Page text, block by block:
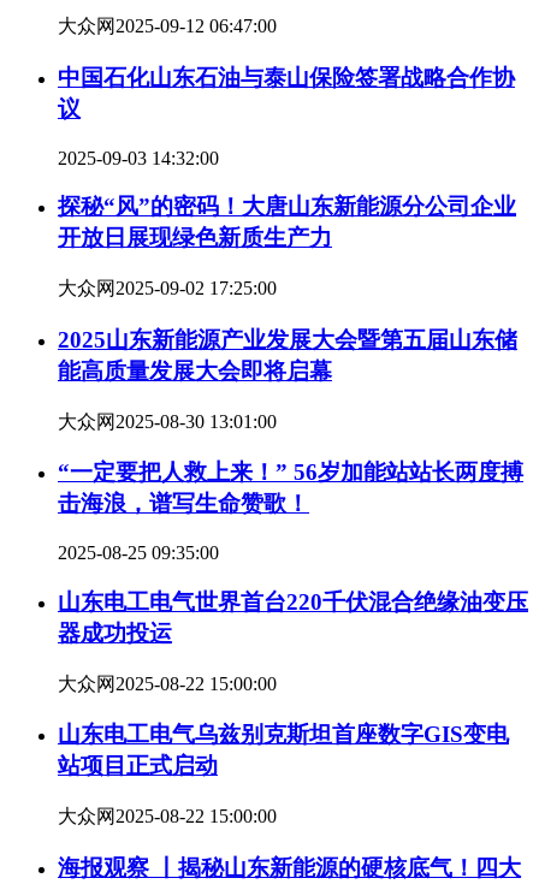
大众网 2025-09-12 06:47:00
中国石化山东石油与泰山保险签署战略合作协
议
2025-09-03 14:32:00
探秘“风”的密码！大唐山东新能源分公司企业
开放日展现绿色新质生产力
大众网 2025-09-02 17:25:00
2025山东新能源产业发展大会暨第五届山东储
能高质量发展大会即将启幕
大众网 2025-08-30 13:01:00
“一定要把人救上来！” 56岁加能站站长两度搏
击海浪，谱写生命赞歌！
2025-08-25 09:35:00
山东电工电气世界首台220千伏混合绝缘油变压
器成功投运
大众网 2025-08-22 15:00:00
山东电工电气乌兹别克斯坦首座数字GIS变电
站项目正式启动
大众网 2025-08-22 15:00:00
海报观察 丨揭秘山东新能源的硬核底气！四大